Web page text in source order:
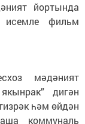
йортында
исемле фильм
мәдәният
дигән
һәм өйдән
коммуналь